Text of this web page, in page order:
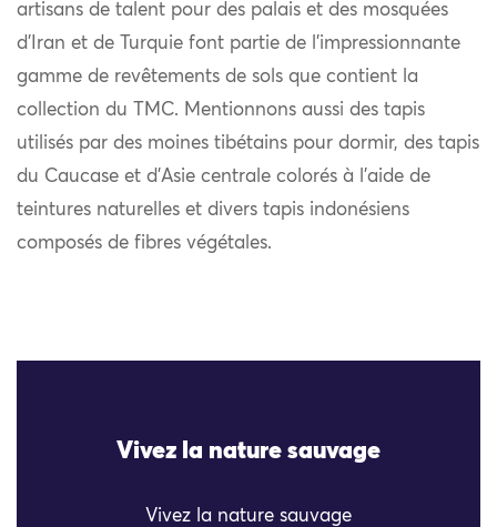
artisans de talent pour des palais et des mosquées
d’Iran et de Turquie font partie de l’impressionnante
gamme de revêtements de sols que contient la
collection du TMC. Mentionnons aussi des tapis
utilisés par des moines tibétains pour dormir, des tapis
du Caucase et d’Asie centrale colorés à l’aide de
teintures naturelles et divers tapis indonésiens
composés de fibres végétales.
Vivez la nature sauvage
Vivez la nature sauvage